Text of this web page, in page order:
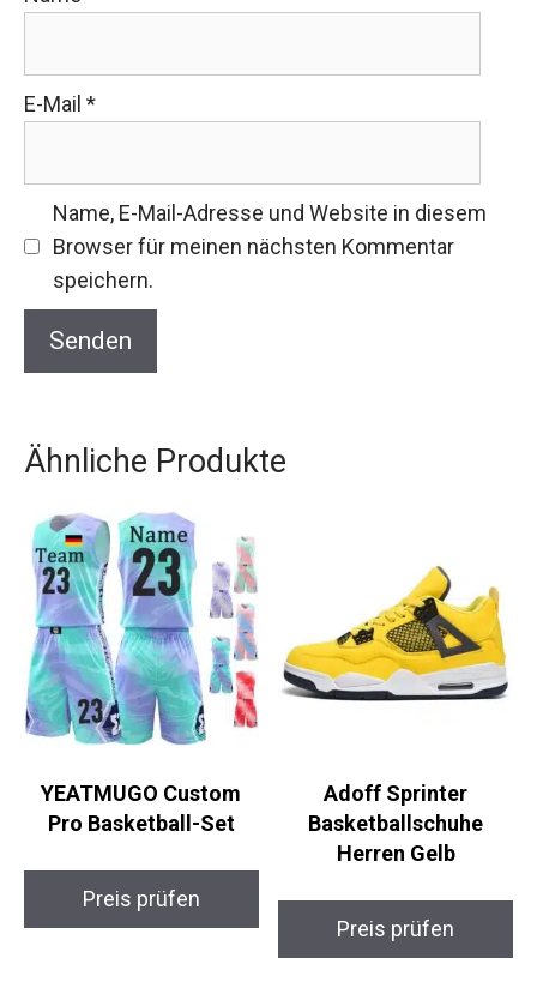
E-Mail *
Name, E-Mail-Adresse und Website in diesem
Browser für meinen nächsten Kommentar
speichern.
Ähnliche Produkte
YEATMUGO Custom
Pro Basketball-Set
Preis prüfen
Adoff Sprinter
Basketballschuhe
Herren Gelb
Preis prüfen